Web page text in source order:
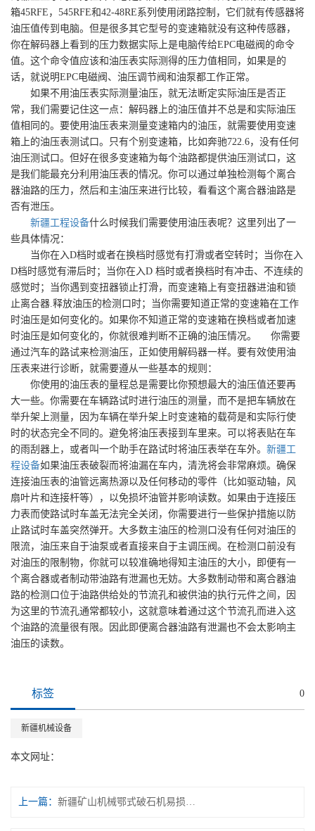
箱45RFE，545RFE和42-48RE系列使用闭路控制，它们就有传感器将
油压值传到电脑。但是很多其它型号的变速箱就没有这种传感器，
你在解码器上看到的压力数据实际上是电脑传给EPC电磁阀的命令
值。这个命令值应该和油压表实际测得的压力值相同，如果是的
话，就说明EPC电磁阀、油压调节阀和油泵都工作正常。
如果不用油压表实际测量油压，就无法断定实际油压是否正
常，我们需要记住这一点：解码器上的油压值并不总是和实际油压
值相同的。要使用油压表来测量变速箱内的油压，就需要使用变速
箱上的油压表测试口。只有个别变速箱，比如奔驰722.6，没有任何
油压测试口。但好在很多变速箱为每个油路都提供油压测试口，这
是我们能最充分利用油压表的情况。你可以通过单独检测每个离合
器油路的压力，然后和主油压来进行比较，看看这个离合器油路是
否有泄压。
新疆工程设备什么时候我们需要使用油压表呢？这里列出了一
些具体情况：
当你在入D档时或者在换档时感觉有打滑或者空转时；当你在入
D档时感觉有滞后时；当你在入D 档时或者换档时有冲击、不连续的
感觉时；当你遇到变扭器锁止打滑，而变速箱上有变扭器进油和锁
止离合器.释放油压的检测口时；当你需要知道正常的变速箱在工作
时油压是如何变化的。如果你不知道正常的变速箱在换档或者加速
时油压是如何变化的，你就很难判断不正确的油压情况。 你需要
通过汽车的路试来检测油压，正如使用解码器一样。要有效使用油
压表来进行诊断，就需要遵从一些基本的规则：
你使用的油压表的量程总是需要比你预想最大的油压值还要再
大一些。你需要在车辆路试时进行油压的测量，而不是把车辆放在
举升架上测量，因为车辆在举升架上时变速箱的载荷是和实际行使
时的状态完全不同的。避免将油压表接到车里来。可以将表贴在车
的雨刮器上，或者叫一个助手在路试时将油压表举在车外。 新疆工
程设备如果油压表破裂而将油漏在车内，清洗将会非常麻烦。确保
连接油压表的油管远离热源以及任何移动的零件（比如驱动轴，风
扇叶片和连接杆等），以免损坏油管并影响读数。如果由于连接压
力表而使路试时车盖无法完全关闭，你需要进行一些保护措施以防
止路试时车盖突然弹开。 大多数主油压的检测口没有任何对油压的
限流，油压来自于油泵或者直接来自于主调压阀。在检测口前没有
对油压的限制物，你就可以较准确地得知主油压的大小，即便有一
个离合器或者制动带油路有泄漏也无妨。大多数制动带和离合器油
路的检测口位于油路供给处的节流孔和被供油的执行元件之间，因
为这里的节流孔通常都较小，这就意味着通过这个节流孔而进入这
个油路的流量很有限。因此即便离合器油路有泄漏也不会太影响主
油压的读数。
标签 0
新疆机械设备
本文网址：
上一篇： 新疆矿山机械鄂式破石机易损件有哪些？